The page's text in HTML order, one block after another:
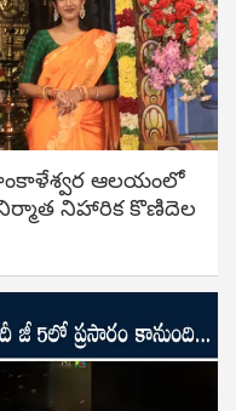
ఆలయంలో
నిహారిక కొణిదెల